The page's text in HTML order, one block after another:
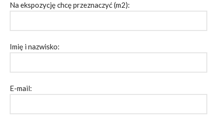
Na ekspozycję chcę przeznaczyć (m2):
Imię i nazwisko:
E-mail: